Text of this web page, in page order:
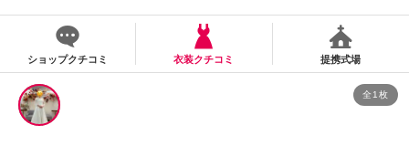
ショップクチコミ 衣装クチコミ 提携式場
全1枚